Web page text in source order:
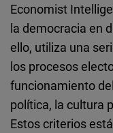
Economist
la democracia en
ello, utiliza una
los procesos
funcionamiento
política, la cultura
Estos criterios
Embed
Podigee
Embed
D.Vinci
Embed